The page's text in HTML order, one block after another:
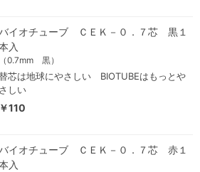
イオチューブ ＣＥＫ－０．７芯 黒１
入
（0.7mm 黒）
芯は地球にやさしい BIOTUBEはもっとや
さしい
￥110
イオチューブ ＣＥＫ－０．７芯 赤１
入